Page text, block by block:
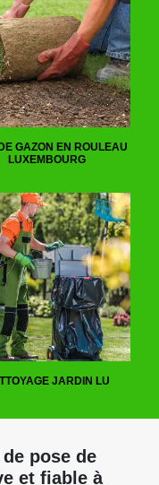
GAZON EN ROULEAU
LUXEMBOURG
JARDIN LU
pose de
et fiable à